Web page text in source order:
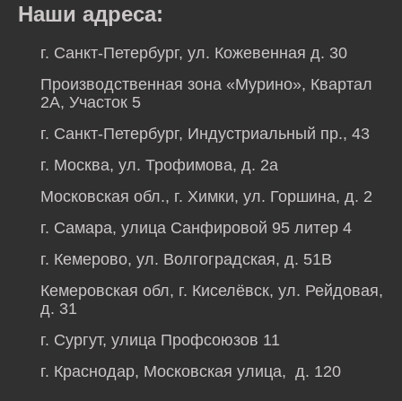
Наши адреса:
г. Санкт-Петербург, ул. Кожевенная д. 30
Производственная зона «Мурино», Квартал
2А, Участок 5
г. Санкт-Петербург, Индустриальный пр., 43
г. Москва, ул. Трофимова, д. 2а
Московская обл., г. Химки, ул. Горшина, д. 2
г. Самара, улица Санфировой 95 литер 4
г. Кемерово, ул. Волгоградская, д. 51В
Кемеровская обл, г. Киселёвск, ул. Рейдовая,
д. 31
г. Сургут, улица Профсоюзов 11
г. Краснодар, Московская улица, д. 120